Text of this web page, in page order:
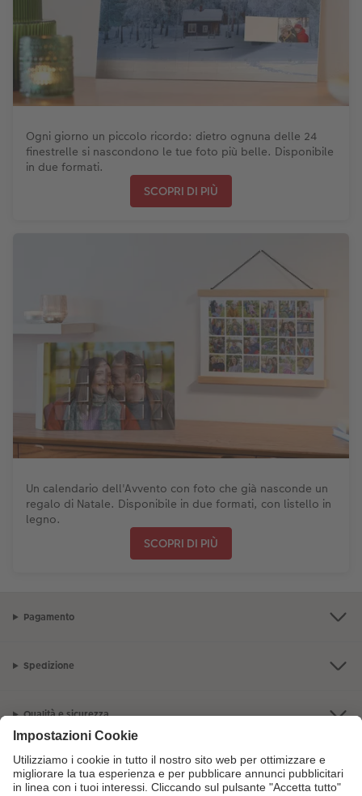
Ogni giorno un piccolo ricordo: dietro ognuna delle 24
finestrelle si nascondono le tue foto più belle. Disponibile
in due formati.
SCOPRI DI PIÙ
Un calendario dell'Avvento con foto che già nasconde un
regalo di Natale. Disponibile in due formati, con listello in
legno.
SCOPRI DI PIÙ
Pagamento
Spedizione
Qualità e sicurezza
Servizio clienti